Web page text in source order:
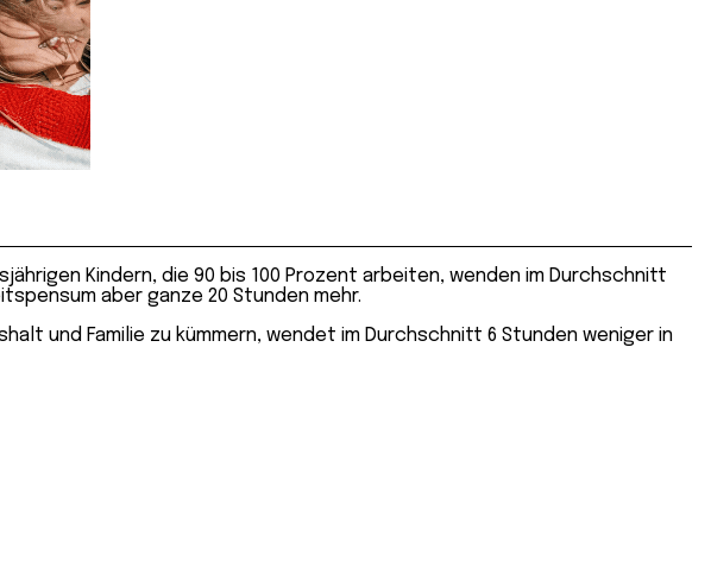
Kindern, die 90 bis 100 Prozent arbeiten, wenden im Durchschnitt
aber ganze 20 Stunden mehr.
und Familie zu kümmern, wendet im Durchschnitt 6 Stunden weniger in